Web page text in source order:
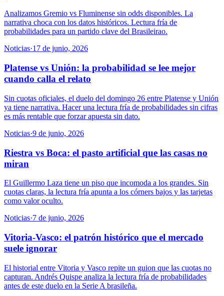
Analizamos Gremio vs Fluminense sin odds disponibles. La
narrativa choca con los datos históricos. Lectura fría de
probabilidades para un partido clave del Brasileirao.
Noticias·17 de junio, 2026
Platense vs Unión: la probabilidad se lee mejor
cuando calla el relato
Sin cuotas oficiales, el duelo del domingo 26 entre Platense y Unión
ya tiene narrativa. Hacer una lectura fría de probabilidades sin cifras
es más rentable que forzar apuesta sin dato.
Noticias·9 de junio, 2026
Riestra vs Boca: el pasto artificial que las casas no
miran
El Guillermo Laza tiene un piso que incomoda a los grandes. Sin
cuotas claras, la lectura fría apunta a los córners bajos y las tarjetas
como valor oculto.
Noticias·7 de junio, 2026
Vitoria-Vasco: el patrón histórico que el mercado
suele ignorar
El historial entre Vitoria y Vasco repite un guion que las cuotas no
capturan. Andrés Quispe analiza la lectura fría de probabilidades
antes de este duelo en la Serie A brasileña.